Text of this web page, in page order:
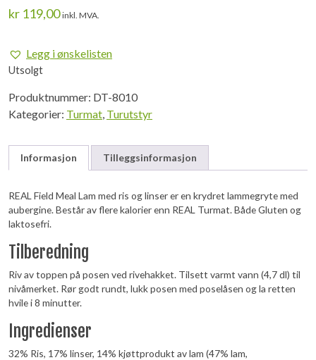
kr 119,00 inkl. MVA.
Legg i ønskelisten
Utsolgt
Produktnummer: DT-8010
Kategorier: Turmat, Turutstyr
Informasjon Tilleggsinformasjon
REAL Field Meal Lam med ris og linser er en krydret lammegryte med
aubergine. Består av flere kalorier enn REAL Turmat. Både Gluten og
laktosefri.
Tilberedning
Riv av toppen på posen ved rivehakket. Tilsett varmt vann (4,7 dl) til
nivåmerket. Rør godt rundt, lukk posen med poselåsen og la retten
hvile i 8 minutter.
Ingredienser
32% Ris, 17% linser, 14% kjøttprodukt av lam (47% lam,